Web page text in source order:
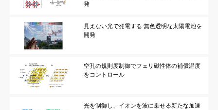
発
見えない光で発電する 無色透明な太陽電池を
開発
空孔の規則度制御でフェリ磁性体の補償温度
をコントロール
光を制御し、イオンを波に乗せる新たな加速